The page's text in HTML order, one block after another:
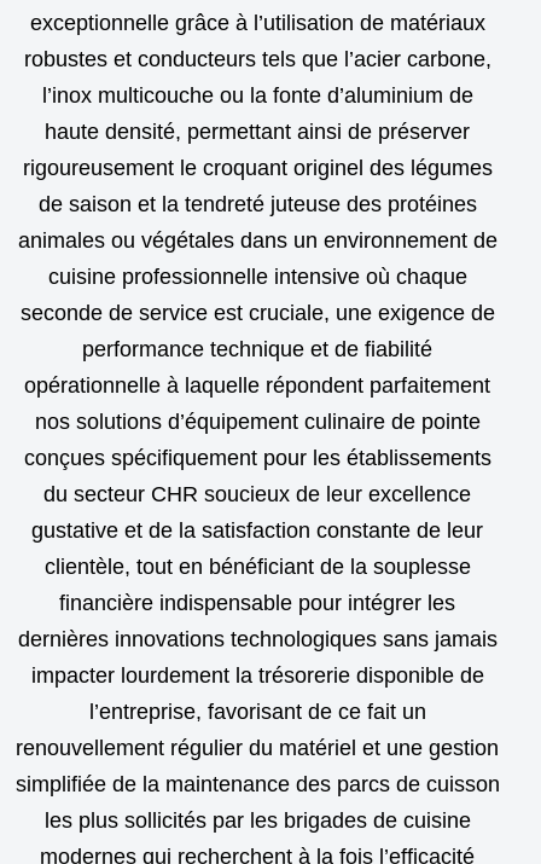
exceptionnelle grâce à l’utilisation de matériaux
robustes et conducteurs tels que l’acier carbone,
l’inox multicouche ou la fonte d’aluminium de
haute densité, permettant ainsi de préserver
rigoureusement le croquant originel des légumes
de saison et la tendreté juteuse des protéines
animales ou végétales dans un environnement de
cuisine professionnelle intensive où chaque
seconde de service est cruciale, une exigence de
performance technique et de fiabilité
opérationnelle à laquelle répondent parfaitement
nos solutions d’équipement culinaire de pointe
conçues spécifiquement pour les établissements
du secteur CHR soucieux de leur excellence
gustative et de la satisfaction constante de leur
clientèle, tout en bénéficiant de la souplesse
financière indispensable pour intégrer les
dernières innovations technologiques sans jamais
impacter lourdement la trésorerie disponible de
l’entreprise, favorisant de ce fait un
renouvellement régulier du matériel et une gestion
simplifiée de la maintenance des parcs de cuisson
les plus sollicités par les brigades de cuisine
modernes qui recherchent à la fois l’efficacité